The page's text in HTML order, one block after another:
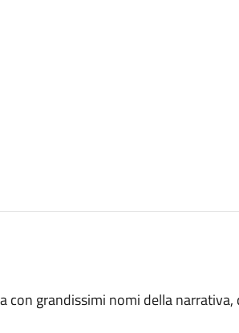
con grandissimi nomi della narrativa,